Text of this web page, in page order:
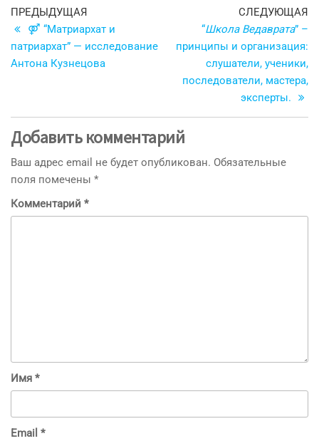
Навигация
по
записям
Предыдущая
запись
ПРЕДЫДУЩАЯ
⚤ “Матриархат и
патриархат” — исследование
Антона Кузнецова
СЛЕДУЮЩАЯ
“Школа Ведаврата” –
принципы и организация:
слушатели, ученики,
последователи, мастера,
эксперты.
Добавить комментарий
Ваш адрес email не будет опубликован. Обязательные
поля помечены *
Комментарий *
Имя *
Email *